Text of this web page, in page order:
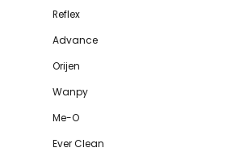
Reflex
Advance
Orijen
Wanpy
Me-O
Ever Clean